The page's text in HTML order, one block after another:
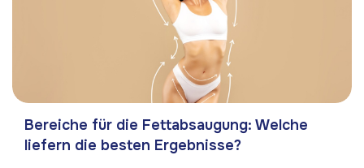
Bereiche für die Fettabsaugung: Welche
liefern die besten Ergebnisse?